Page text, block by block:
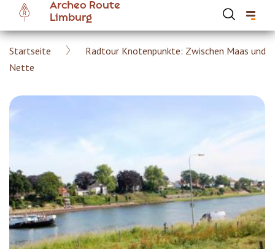
main
content
Archeo Route
Limburg
Breadcrumb
Startseite
Radtour Knotenpunkte: Zwischen Maas und
Nette